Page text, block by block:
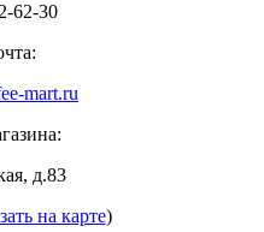
62-30
mart.ru
д.83
на карте)